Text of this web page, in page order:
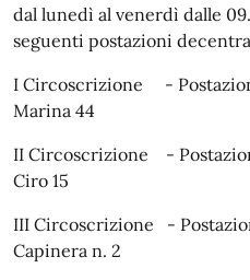
dal lunedì al venerdì dalle
seguenti postazioni
I Circoscrizione -
Marina 44
II Circoscrizione -
Ciro 15
III Circoscrizione -
Capinera n. 2